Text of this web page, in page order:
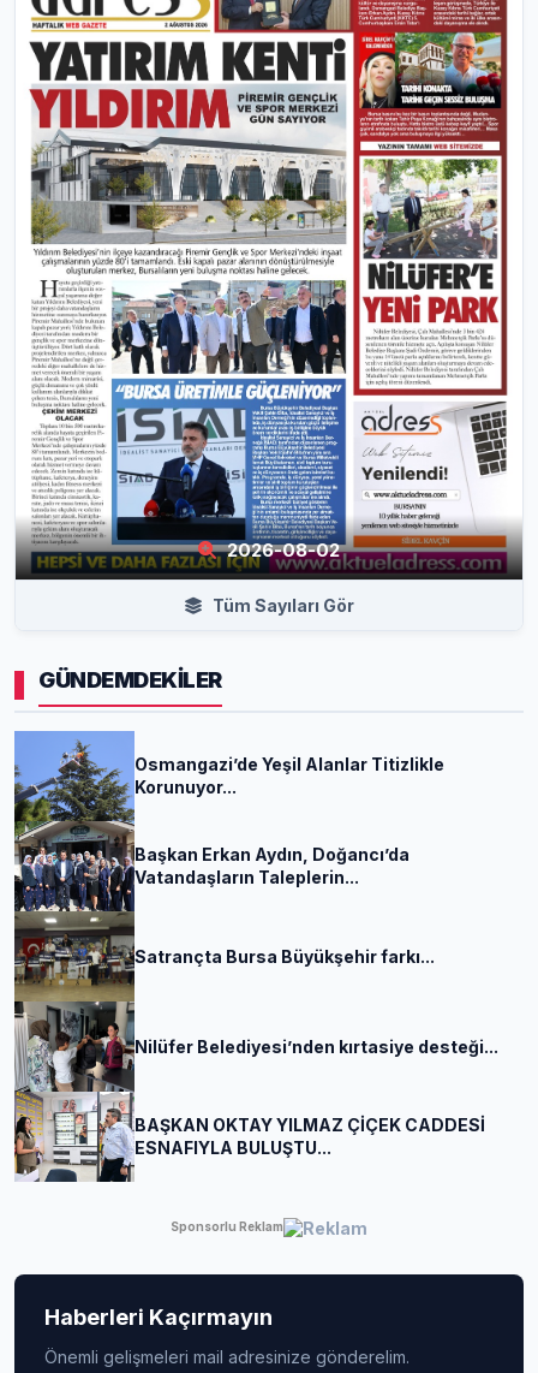
2026-08-02
Tüm Sayıları Gör
GÜNDEMDEKİLER
Osmangazi’de Yeşil Alanlar Titizlikle
Korunuyor...
Başkan Erkan Aydın, Doğancı’da
Vatandaşların Taleplerin...
Satrançta Bursa Büyükşehir farkı...
Nilüfer Belediyesi’nden kırtasiye desteği...
BAŞKAN OKTAY YILMAZ ÇİÇEK CADDESİ
ESNAFIYLA BULUŞTU...
Sponsorlu Reklam
Haberleri Kaçırmayın
Önemli gelişmeleri mail adresinize gönderelim.